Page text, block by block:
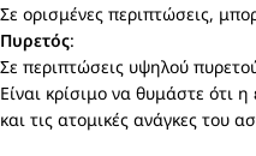
Σε ορισμένες περιπτώσεις,
Πυρετός:
Σε περιπτώσεις υψηλού
Είναι κρίσιμο να θυμάστε ότι
και τις ατομικές ανάγκες του